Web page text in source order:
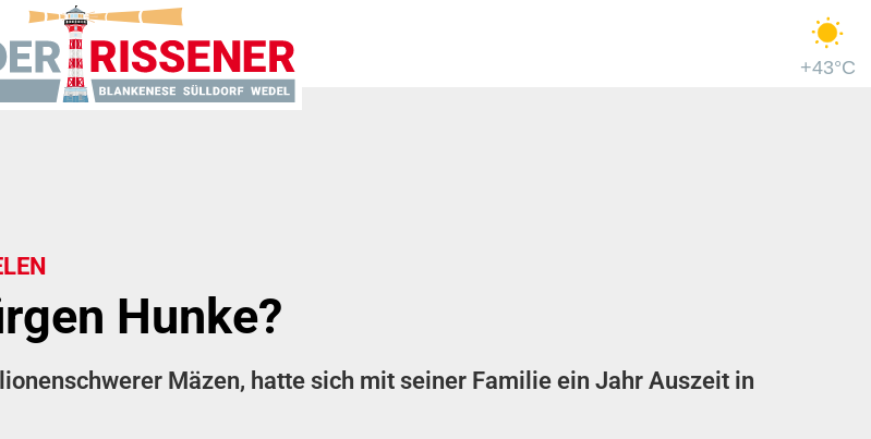
+43°C
Hunke?
Mäzen, hatte sich mit seiner Familie ein Jahr Auszeit in